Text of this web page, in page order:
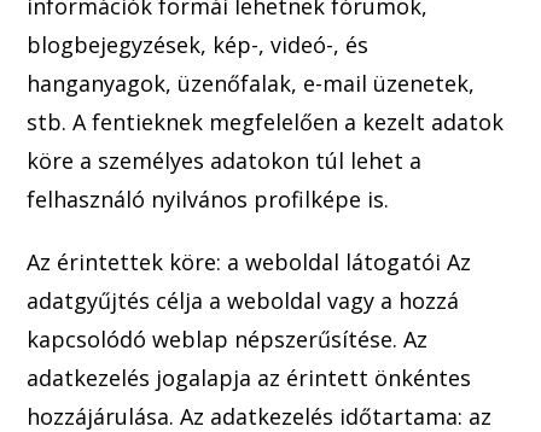
blogbejegyzések, kép-, videó-, és
hanganyagok, üzenőfalak, e-mail üzenetek,
stb. A fentieknek megfelelően a kezelt adatok
köre a személyes adatokon túl lehet a
felhasználó nyilvános profilképe is.
Az érintettek köre: a weboldal látogatói Az
adatgyűjtés célja a weboldal vagy a hozzá
kapcsolódó weblap népszerűsítése. Az
adatkezelés jogalapja az érintett önkéntes
hozzájárulása. Az adatkezelés időtartama: az